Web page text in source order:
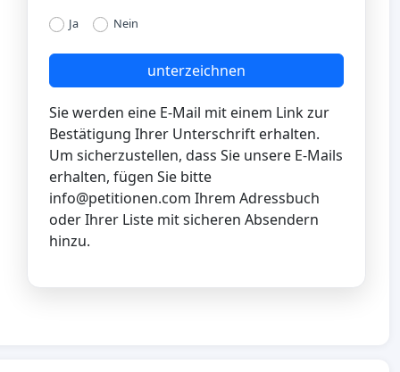
Ja Nein
unterzeichnen
Sie werden eine E-Mail mit einem Link zur
Bestätigung Ihrer Unterschrift erhalten.
Um sicherzustellen, dass Sie unsere E-Mails
erhalten, fügen Sie bitte
info@petitionen.com Ihrem Adressbuch
oder Ihrer Liste mit sicheren Absendern
hinzu.